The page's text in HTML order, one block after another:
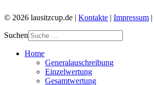
© 2026 lausitzcup.de | Kontakte | Impressum |
Suchen
Home
Generalauschreibung
Einzelwertung
Gesamtwertung